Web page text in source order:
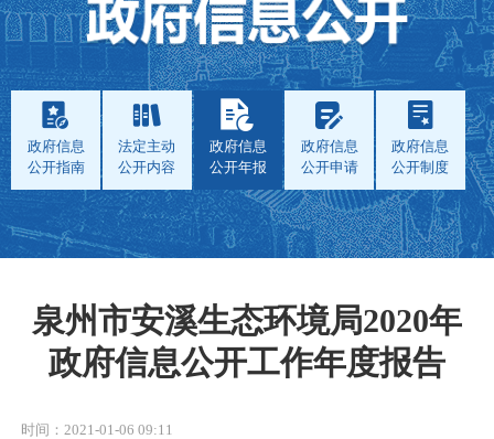
政府信息
公开指南
法定主动
公开内容
政府信息
公开年报
政府信息
公开申请
政府信息
公开制度
泉州市安溪生态环境局2020年
政府信息公开工作年度报告
时间：2021-01-06 09:11